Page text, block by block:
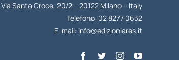
Via Santa Croce, 20/2 – 20122 Milano – Italy
Telefono: 02 8277 0632
E-mail: info@edizioniares.it